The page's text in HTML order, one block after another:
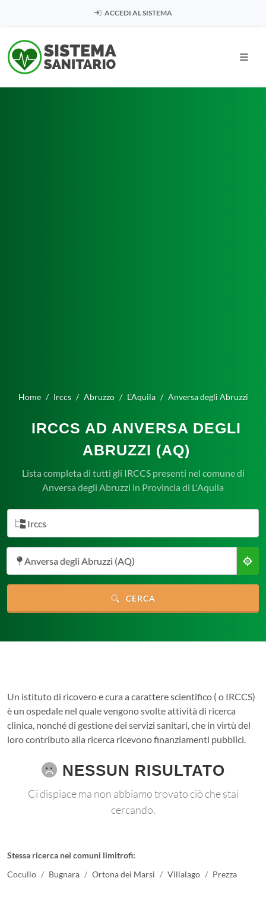
ACCEDI AL SISTEMA
Home Irccs Abruzzo L'Aquila Anversa degli Abruzzi
IRCCS AD ANVERSA DEGLI
ABRUZZI (AQ)
Lista completa di tutti gli IRCCS presenti nel comune di
Anversa degli Abruzzi in Provincia di L'Aquila
Irccs
Anversa degli Abruzzi (AQ)
CERCA
Un istituto di ricovero e cura a carattere scientifico ( o IRCCS)
è un ospedale nel quale vengono svolte attività di ricerca
clinica, nonché di gestione dei servizi sanitari, che in virtù del
loro contributo alla ricerca ricevono finanziamenti pubblici.
NESSUN RISULTATO
Ci dispiace ma non abbiamo trovato ciò che stai
cercando.
Stessa ricerca nei comuni limitrofi:
Cocullo
Bugnara Ortona dei Marsi Villalago Prezza